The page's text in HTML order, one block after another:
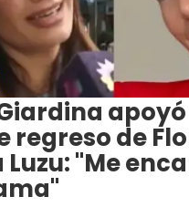
regreso de
Luzu: "Me